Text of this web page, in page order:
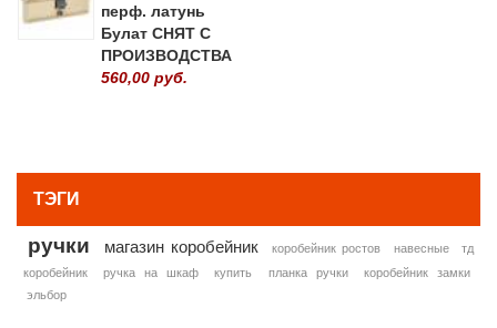
перф. латунь
Булат СНЯТ С
ПРОИЗВОДСТВА
560,00 руб.
ТЭГИ
ручки магазин коробейник коробейник ростов навесные
тд
коробейник
ручка на шкаф купить планка ручки
коробейник замки
эльбор